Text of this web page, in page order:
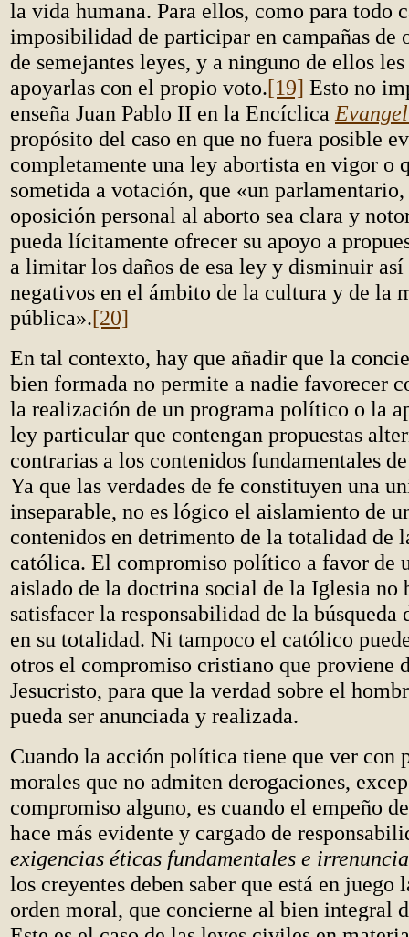
la vida humana. Para ellos, como para todo
imposibilidad de participar en campañas de
de semejantes leyes, y a ninguno de ellos
apoyarlas con el propio voto.[19] Esto no
enseña Juan Pablo II en la Encíclica
propósito del caso en que no fuera posible
completamente una ley abortista en vigor o
sometida a votación, que «un
oposición personal al aborto sea clara y
pueda lícitamente ofrecer su apoyo a
a limitar los daños de esa ley y disminuir así
negativos en el ámbito de la cultura y de la
pública».[20]
En tal contexto, hay que añadir que la
bien formada no permite a nadie favorecer
la realización de un programa político o la
ley particular que contengan propuestas
contrarias a los contenidos fundamentales
Ya que las verdades de fe constituyen una
inseparable, no es lógico el aislamiento de
contenidos en detrimento de la totalidad de
católica. El compromiso político a favor de
aislado de la doctrina social de la Iglesia no
satisfacer la responsabilidad de la búsqueda
en su totalidad. Ni tampoco el católico
otros el compromiso cristiano que proviene
Jesucristo, para que la verdad sobre el
pueda ser anunciada y realizada.
Cuando la acción política tiene que ver con
morales que no admiten derogaciones,
compromiso alguno, es cuando el empeño
hace más evidente y cargado de
exigencias éticas fundamentales e
los creyentes deben saber que está en juego
orden moral, que concierne al bien integral